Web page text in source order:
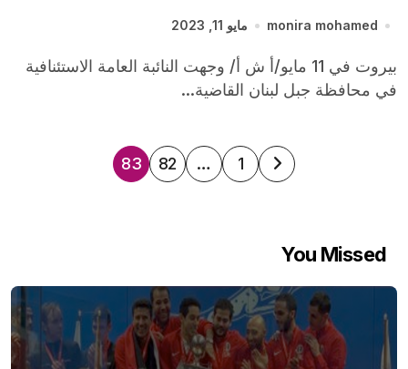
monira mohamed مايو 11, 2023
بيروت في 11 مايو/أ ش أ/ وجهت النائبة العامة الاستئنافية
في محافظة جبل لبنان القاضية...
تعدد
المقالات
1
…
82
83
You Missed